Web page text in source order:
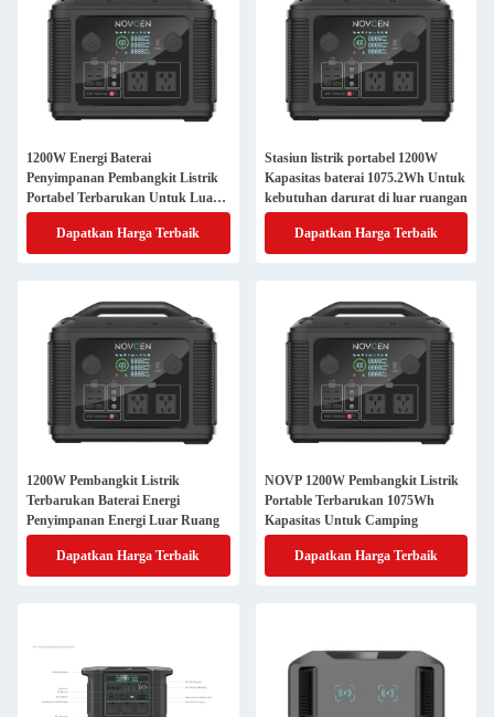
1200W Energi Baterai
Penyimpanan Pembangkit Listrik
Portabel Terbarukan Untuk Luar
Ruang
Dapatkan Harga Terbaik
Stasiun listrik portabel 1200W
Kapasitas baterai 1075.2Wh Untuk
kebutuhan darurat di luar ruangan
Dapatkan Harga Terbaik
1200W Pembangkit Listrik
Terbarukan Baterai Energi
Penyimpanan Energi Luar Ruang
Dapatkan Harga Terbaik
NOVP 1200W Pembangkit Listrik
Portable Terbarukan 1075Wh
Kapasitas Untuk Camping
Dapatkan Harga Terbaik